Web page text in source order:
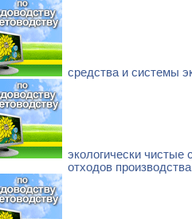
средства и системы
экологически чистые
отходов